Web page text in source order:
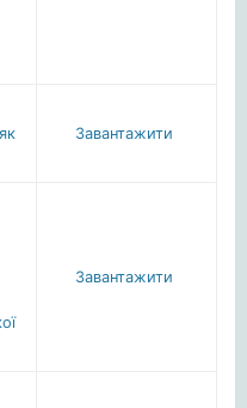
Завантажити
Завантажити